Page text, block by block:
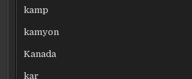
kamp
kamyon
Kanada
kar